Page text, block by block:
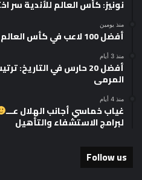
نونيز: كأس العالم للأندية سر
منذ يومين
أفضل 100 لاعب في كأس العالم 2026
منذ 3 أيام
أفضل 20 حارس في
المرمى
منذ 4 أيام
غياب خماسي أجانب الهلال عـــ
لبرامج الاستشفاء والتأهيل
Follow us